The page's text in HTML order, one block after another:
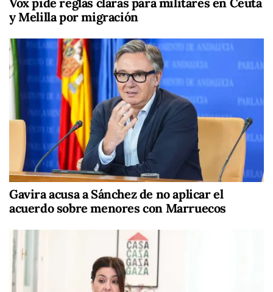
y Melilla por migración
Gavira acusa a Sánchez de no aplicar el
acuerdo sobre menores con Marruecos